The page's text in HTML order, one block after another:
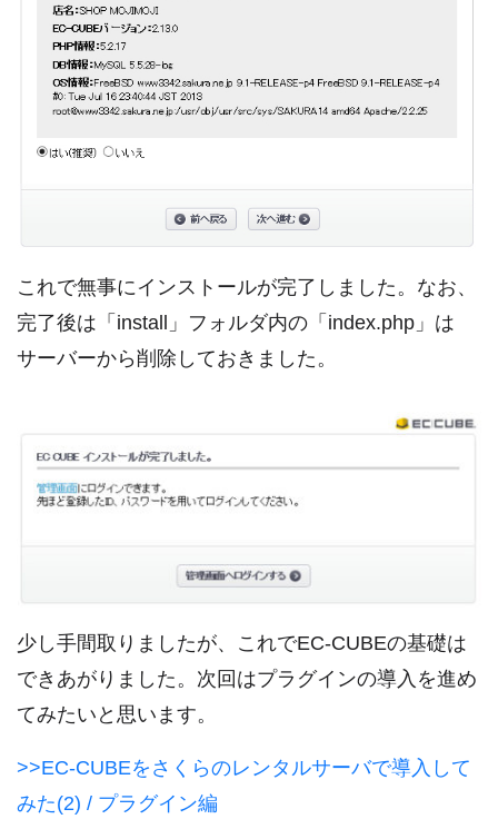
これで無事にインストールが完了しました。なお、
完了後は「install」フォルダ内の「index.php」は
サーバーから削除しておきました。
少し手間取りましたが、これでEC-CUBEの基礎は
できあがりました。次回はプラグインの導入を進め
てみたいと思います。
>>EC-CUBEをさくらのレンタルサーバで導入して
みた(2) / プラグイン編